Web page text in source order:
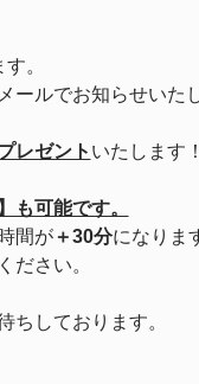
。
ールでお知らせいた
レゼント いたします
も可能です。
間が＋30分になりま
ださい。
ちしております。